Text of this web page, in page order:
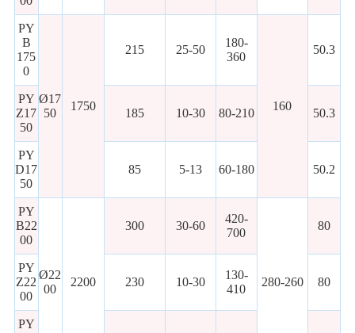
PY
B
175
0
Ø17
50
1750
215 25-50
180-
360
160
50.3
PY
Z17
50
185 10-30 80-210 50.3
PY
D17
50
85 5-13 60-180 50.2
PY
B22
00
Ø22
00
2200
300 30-60
420-
700
280-260
80
PY
Z22
00
230 10-30
130-
410
80
PY